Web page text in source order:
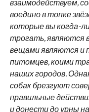
взаимодействуем,
воедино в топке
которые вы когда-
трогать, являются
вещами являются и
питомцев, коими
наших городов.
собак брезгуют
правильные
и донести до урны